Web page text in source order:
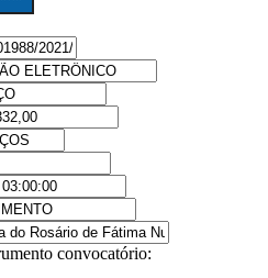
convocatório: